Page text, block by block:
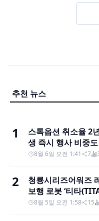
추천 뉴스
1
스톡옵션 취소율 2
생 즉시 행사 비중
8월 6일 오전 1:41 7
2
청룡시리즈어워즈
보행 로봇 ‘티타
8월 5일 오전 1:58 15